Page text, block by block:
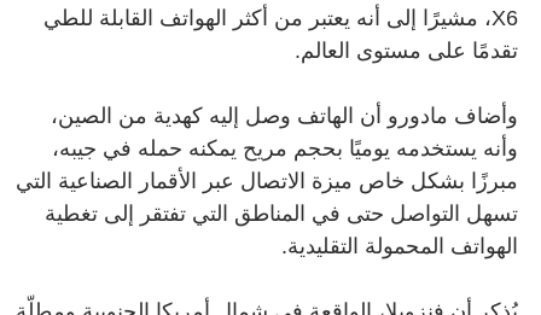
X6، مشيرًا إلى أنه يعتبر من أكثر الهواتف القابلة للطي
تقدمًا على مستوى العالم.
وأضاف مادورو أن الهاتف وصل إليه كهدية من الصين،
وأنه يستخدمه يوميًا بحجم مريح يمكنه حمله في جيبه،
مبرزًا بشكل خاص ميزة الاتصال عبر الأقمار الصناعية التي
تسهل التواصل حتى في المناطق التي تفتقر إلى تغطية
الهواتف المحمولة التقليدية.